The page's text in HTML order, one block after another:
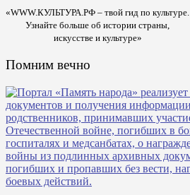
«WWW.КУЛЬТУРА.РФ – твой гид по культуре.
Узнайте больше об истории страны,
искусстве и культуре»
Помним вечно